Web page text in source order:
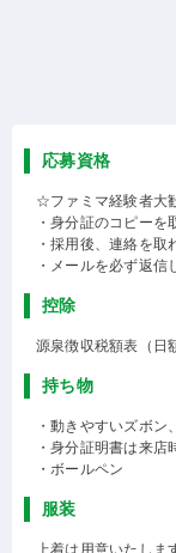
応募資格
☆ファミマ経験者大
・身分証のコピーを
・採用後、連絡を取
・メールを必ず返信
控除
源泉徴収税額表（日
持ち物
・動きやすいズボン
・身分証明書は来
・ボールペン
服装
上着は用意いたしま